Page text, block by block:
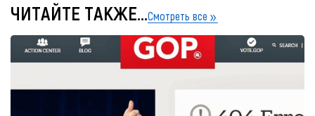
ЧИТАЙТЕ ТАКЖЕ...Смотреть все